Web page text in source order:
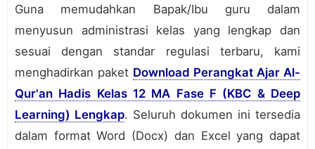
Guna memudahkan Bapak/Ibu guru dalam
menyusun administrasi kelas yang lengkap dan
sesuai dengan standar regulasi terbaru, kami
menghadirkan paket Download Perangkat Ajar Al-
Qur'an Hadis Kelas 12 MA Fase F (KBC & Deep
Learning) Lengkap. Seluruh dokumen ini tersedia
dalam format Word (Docx) dan Excel yang dapat